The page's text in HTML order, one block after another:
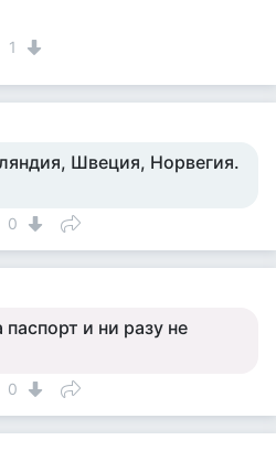
1
Швеция, Норвегия.
0
и ни разу не
0